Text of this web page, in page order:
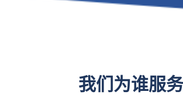
我们为谁服务